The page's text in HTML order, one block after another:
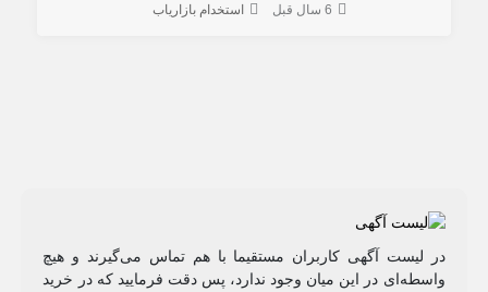
6 سال قبل استخدام بازاریاب
در لیست آگهی کاربران مستقیما با هم تماس می‌گیرند و هیچ
واسطه‌ای در این میان وجود ندارد، پس دقت فرمایید که در خرید